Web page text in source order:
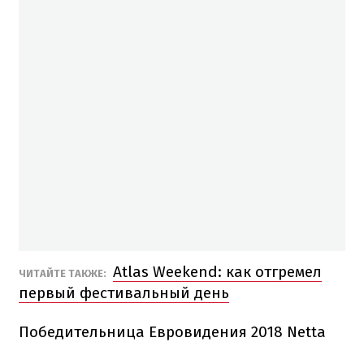
ЧИТАЙТЕ ТАКЖЕ: Atlas Weekend: как отгремел
первый фестивальный день
Победительница Евровидения 2018 Netta